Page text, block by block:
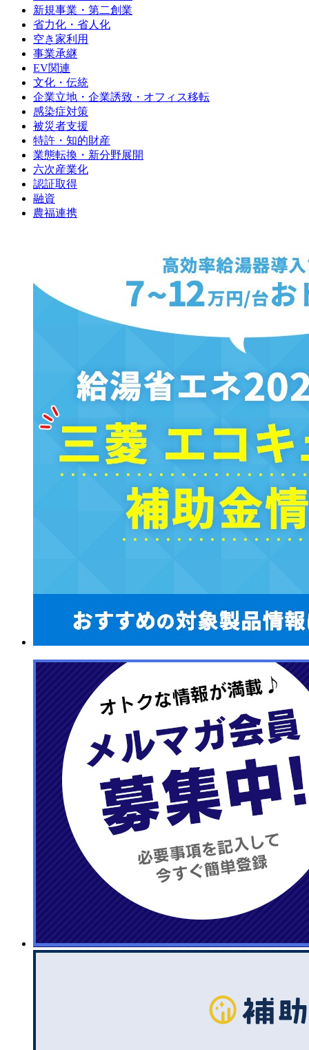
新規事業・第二創業
省力化・省人化
空き家利用
事業承継
EV関連
文化・伝統
企業立地・企業誘致・オフィス移転
感染症対策
被災者支援
特許・知的財産
業態転換・新分野展開
六次産業化
認証取得
融資
農福連携